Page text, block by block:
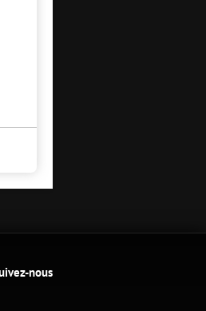
nous